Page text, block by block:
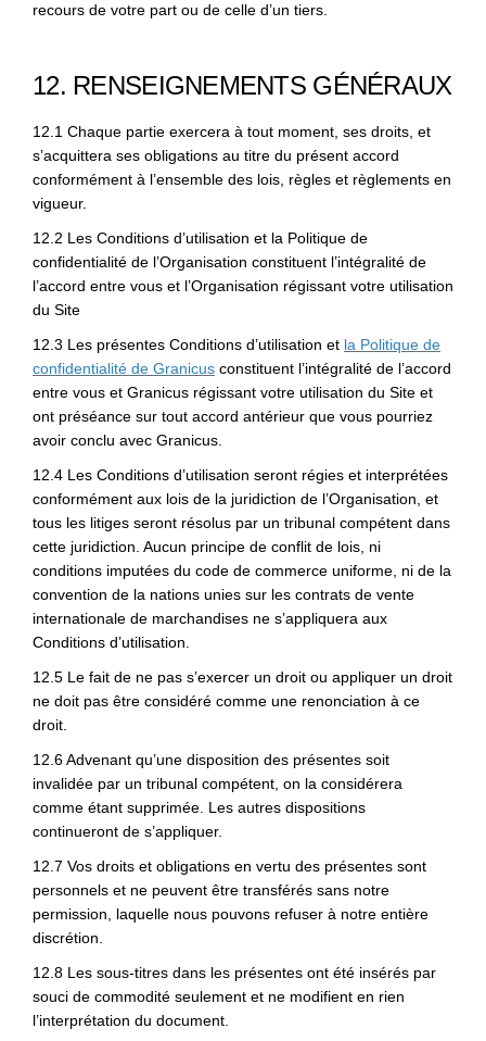
recours de votre part ou de celle d’un tiers.
12. RENSEIGNEMENTS GÉNÉRAUX
12.1 Chaque partie exercera à tout moment, ses droits, et
s’acquittera ses obligations au titre du présent accord
conformément à l’ensemble des lois, règles et règlements en
vigueur.
12.2 Les Conditions d’utilisation et la Politique de
confidentialité de l’Organisation constituent l’intégralité de
l’accord entre vous et l’Organisation régissant votre utilisation
du Site
12.3 Les présentes Conditions d’utilisation et la Politique de
confidentialité de Granicus(Liens externes)
constituent l’intégralité de l’accord
entre vous et Granicus régissant votre utilisation du Site et
ont préséance sur tout accord antérieur que vous pourriez
avoir conclu avec Granicus.
12.4 Les Conditions d’utilisation seront régies et interprétées
conformément aux lois de la juridiction de l’Organisation, et
tous les litiges seront résolus par un tribunal compétent dans
cette juridiction. Aucun principe de conflit de lois, ni
conditions imputées du code de commerce uniforme, ni de la
convention de la nations unies sur les contrats de vente
internationale de marchandises ne s’appliquera aux
Conditions d’utilisation.
12.5 Le fait de ne pas s’exercer un droit ou appliquer un droit
ne doit pas être considéré comme une renonciation à ce
droit.
12.6 Advenant qu’une disposition des présentes soit
invalidée par un tribunal compétent, on la considérera
comme étant supprimée. Les autres dispositions
continueront de s’appliquer.
12.7 Vos droits et obligations en vertu des présentes sont
personnels et ne peuvent être transférés sans notre
permission, laquelle nous pouvons refuser à notre entière
discrétion.
12.8 Les sous-titres dans les présentes ont été insérés par
souci de commodité seulement et ne modifient en rien
l’interprétation du document.